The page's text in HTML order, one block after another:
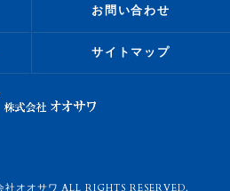
お問い合わせ
サイトマップ
オオサワ ALL RIGHTS RESERVED.